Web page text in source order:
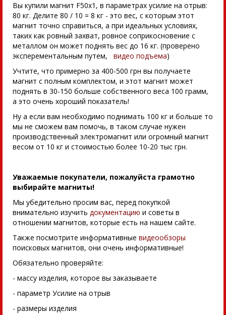
Вы купили магнит F50x1, в параметрах усилие на отрыв:
80 кг. Делите 80 / 10 = 8 кг - это вес, с которым этот
магнит точно справиться, а при идеальных условиях,
таких как ровный захват, ровное соприкосновение с
металлом он может поднять вес до 16 кг. (проверено
эксперементальным путем, видео подъема)
Учтите, что примерно за 400-500 грн вы получаете
магнит с полным комплектом, и этот магнит может
поднять в 30-150 больше собственного веса 100 грамм,
а это очень хороший показатель!
Ну а если вам необходимо поднимать 100 кг и больше то
мы не сможем вам помочь, в таком случае нужен
производственный электромагнит или огромный магнит
весом от 10 кг и стоимостью более 10-20 тыс грн.
Уважаемые покупатели, пожалуйста грамотно
выбирайте магниты!
Мы убедительно просим вас, перед покупкой
внимательно изучить документацию и советы в
отношении магнитов, которые есть на нашем сайте.
Также посмотрите информативные видеообзоры
поисковых магнитов, они очень информативные!
Обязательно проверяйте:
- массу изделия, которое вы заказываете
- параметр Усилие на отрыв
- размеры изделия